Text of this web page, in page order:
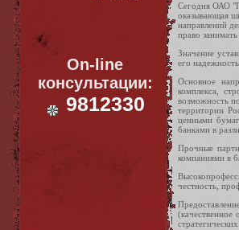
On-line
консультации:
9812330
Сегодня ОАО
оказывающая
направлений
право
Значение
его
Основное
комплекса,
возможность
территории
ценными
банками в
Прочные
компаниями в
честность,
(качественное
стратегических